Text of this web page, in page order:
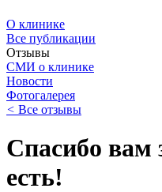
О клинике
Все публикации
Отзывы
СМИ о клинике
Новости
Фотогалерея
< Все отзывы
Спасибо вам
есть!